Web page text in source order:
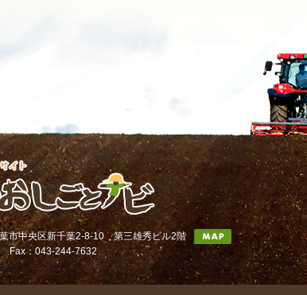
市中央区新千葉2-8-10 第三雄秀ビル2階
Fax：043-244-7632